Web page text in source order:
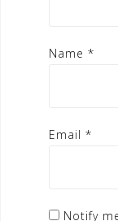
Name *
Email *
Notify